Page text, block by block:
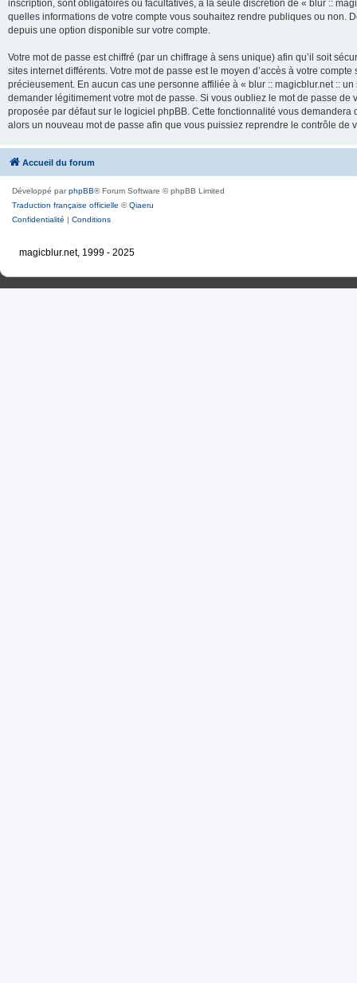
inscription, sont obligatoires ou facultatives, à la seule discrétion de « blur ::
quelles informations de votre compte vous souhaitez rendre publiques ou non.
depuis une option disponible sur votre compte.
Votre mot de passe est chiffré (par un chiffrage à sens unique) afin qu’il soit
sites internet différents. Votre mot de passe est le moyen d’accès à votre
précieusement. En aucun cas une personne affiliée à « blur :: magicblur.net ::
demander légitimement votre mot de passe. Si vous oubliez le mot de passe
proposée par défaut sur le logiciel phpBB. Cette fonctionnalité vous
alors un nouveau mot de passe afin que vous puissiez reprendre le contrôle de
Accueil du forum
Développé parphpBB® Forum Software © phpBB Limited
Traduction française officielle ©Qiaeru
Confidentialité | Conditions
magicblur.net, 1999 - 2025